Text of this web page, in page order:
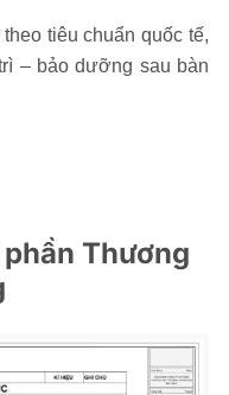
tiêu chuẩn quốc tế,
– bảo dưỡng sau bàn
Thương